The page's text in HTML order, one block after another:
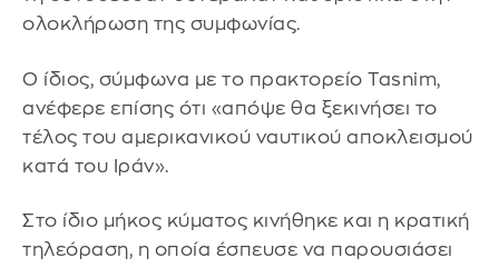
ολοκλήρωση της συμφωνίας.
Ο ίδιος, σύμφωνα με το πρακτορείο Tasnim,
ανέφερε επίσης ότι «απόψε θα ξεκινήσει το
τέλος του αμερικανικού ναυτικού αποκλεισμού
κατά του Ιράν».
Στο ίδιο μήκος κύματος κινήθηκε και η κρατική
τηλεόραση, η οποία έσπευσε να παρουσιάσει